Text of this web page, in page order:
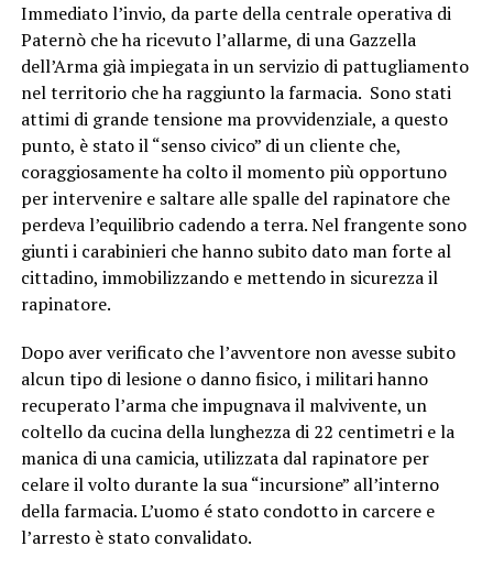
Immediato l’invio, da parte della centrale operativa di
Paternò che ha ricevuto l’allarme, di una Gazzella
dell’Arma già impiegata in un servizio di pattugliamento
nel territorio che ha raggiunto la farmacia. Sono stati
attimi di grande tensione ma provvidenziale, a questo
punto, è stato il “senso civico” di un cliente che,
coraggiosamente ha colto il momento più opportuno
per intervenire e saltare alle spalle del rapinatore che
perdeva l’equilibrio cadendo a terra. Nel frangente sono
giunti i carabinieri che hanno subito dato man forte al
cittadino, immobilizzando e mettendo in sicurezza il
rapinatore.
Dopo aver verificato che l’avventore non avesse subito
alcun tipo di lesione o danno fisico, i militari hanno
recuperato l’arma che impugnava il malvivente, un
coltello da cucina della lunghezza di 22 centimetri e la
manica di una camicia, utilizzata dal rapinatore per
celare il volto durante la sua “incursione” all’interno
della farmacia. L’uomo é stato condotto in carcere e
l’arresto è stato convalidato.